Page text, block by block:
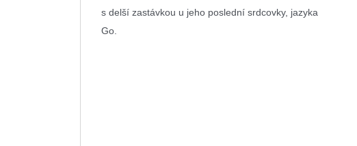
s delší zastávkou u jeho poslední srdcovky, jazyka
Go.